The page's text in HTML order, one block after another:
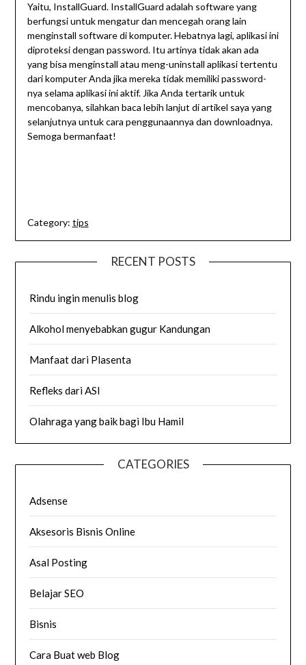
Yaitu, InstallGuard. InstallGuard adalah software yang
berfungsi untuk mengatur dan mencegah orang lain
menginstall software di komputer. Hebatnya lagi, aplikasi ini
diproteksi dengan password. Itu artinya tidak akan ada
yang bisa menginstall atau meng-uninstall aplikasi tertentu
dari komputer Anda jika mereka tidak memiliki password-
nya selama aplikasi ini aktif. Jika Anda tertarik untuk
mencobanya, silahkan baca lebih lanjut di artikel saya yang
selanjutnya untuk cara penggunaannya dan downloadnya.
Semoga bermanfaat!
Category: tips
RECENT POSTS
Rindu ingin menulis blog
Alkohol menyebabkan gugur Kandungan
Manfaat dari Plasenta
Refleks dari ASI
Olahraga yang baik bagi Ibu Hamil
CATEGORIES
Adsense
Aksesoris Bisnis Online
Asal Posting
Belajar SEO
Bisnis
Cara Buat web Blog